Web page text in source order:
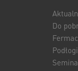
Do